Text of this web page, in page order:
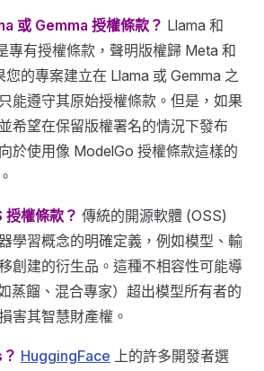
或 Gemma 授權條款？ Llama 和
專有授權條款，聲明版權歸 Meta 和
的專案建立在 Llama 或 Gemma 之
能遵守其原始授權條款。但是，如果
希望在保留版權署名的情況下發布
於使用像 ModelGo 授權條款這樣的
授權條款？ 傳統的開源軟體 (OSS)
學習概念的明確定義，例如模型、輸
創建的衍生品。這種不相容性可能導
蒸餾、混合專家）超出模型所有者的
害其智慧財產權。
HuggingFace 上的許多開發者選